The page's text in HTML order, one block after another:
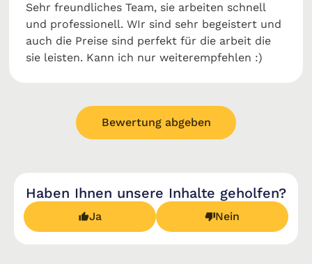
Sehr freundliches Team, sie arbeiten schnell
und professionell. WIr sind sehr begeistert und
auch die Preise sind perfekt für die arbeit die
sie leisten. Kann ich nur weiterempfehlen :)
Bewertung abgeben
Haben Ihnen unsere Inhalte geholfen?
Ja Nein